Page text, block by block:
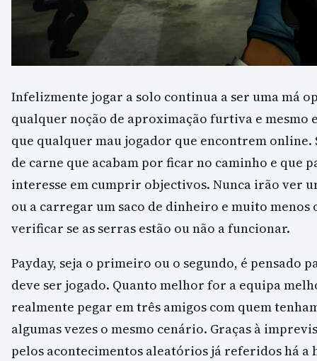
Infelizmente jogar a solo continua a ser uma má
qualquer noção de aproximação furtiva e mesmo
que qualquer mau jogador que encontrem online.
de carne que acabam por ficar no caminho e que
interesse em cumprir objectivos. Nunca irão ver
ou a carregar um saco de dinheiro e muito
verificar se as serras estão ou não a funcionar.
Payday, seja o primeiro ou o segundo, é pensado
deve ser jogado. Quanto melhor for a equipa
realmente pegar em três amigos com quem
algumas vezes o mesmo cenário. Graças à
pelos acontecimentos aleatórios já referidos há a